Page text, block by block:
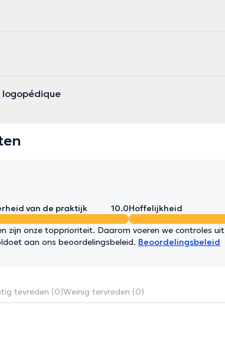
logopédique
van de praktijk 10.0Hoffelijkheid
zijn onze topprioriteit. Daarom voeren we controles uit
aan ons beoordelingsbeleid. Beoordelingsbeleid
tevreden (0)Weinig tervreden (0)